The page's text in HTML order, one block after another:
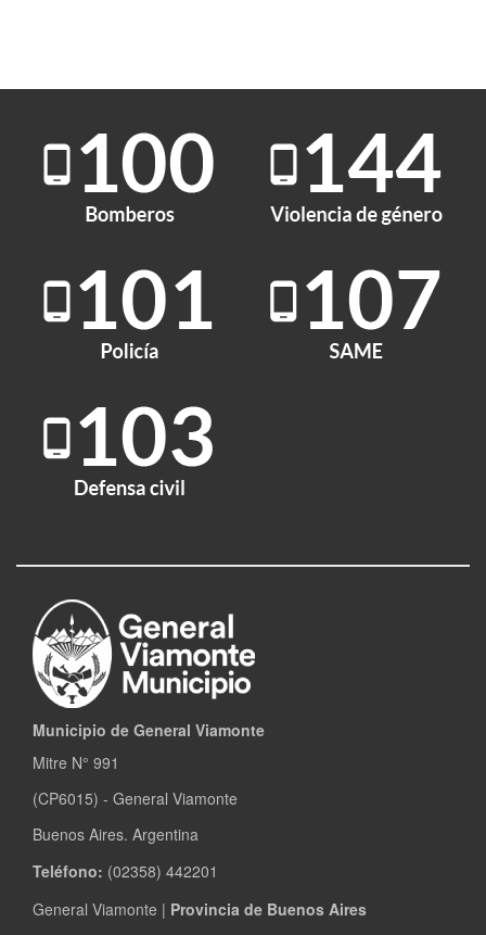
Municipio de General Viamonte
Mitre N° 991
(CP6015) - General Viamonte
Buenos Aires. Argentina
Teléfono: (02358) 442201
General Viamonte | Provincia de Buenos Aires